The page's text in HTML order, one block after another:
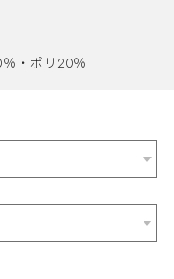
・ポリ20％